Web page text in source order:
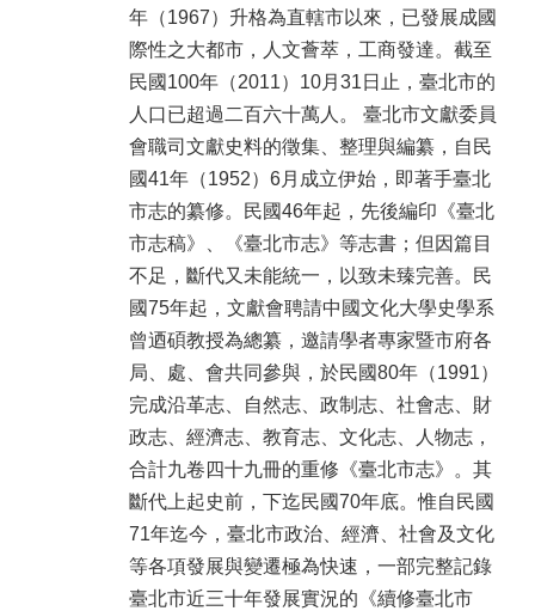
年（1967）升格為直轄市以來，已發展成國
際性之大都市，人文薈萃，工商發達。截至
民國100年（2011）10月31日止，臺北市的
人口已超過二百六十萬人。 臺北市文獻委員
會職司文獻史料的徵集、整理與編纂，自民
國41年（1952）6月成立伊始，即著手臺北
市志的纂修。民國46年起，先後編印《臺北
市志稿》、《臺北市志》等志書；但因篇目
不足，斷代又未能統一，以致未臻完善。民
國75年起，文獻會聘請中國文化大學史學系
曾迺碩教授為總纂，邀請學者專家暨市府各
局、處、會共同參與，於民國80年（1991）
完成沿革志、自然志、政制志、社會志、財
政志、經濟志、教育志、文化志、人物志，
合計九卷四十九冊的重修《臺北市志》。其
斷代上起史前，下迄民國70年底。惟自民國
71年迄今，臺北市政治、經濟、社會及文化
等各項發展與變遷極為快速，一部完整記錄
臺北市近三十年發展實況的《續修臺北市